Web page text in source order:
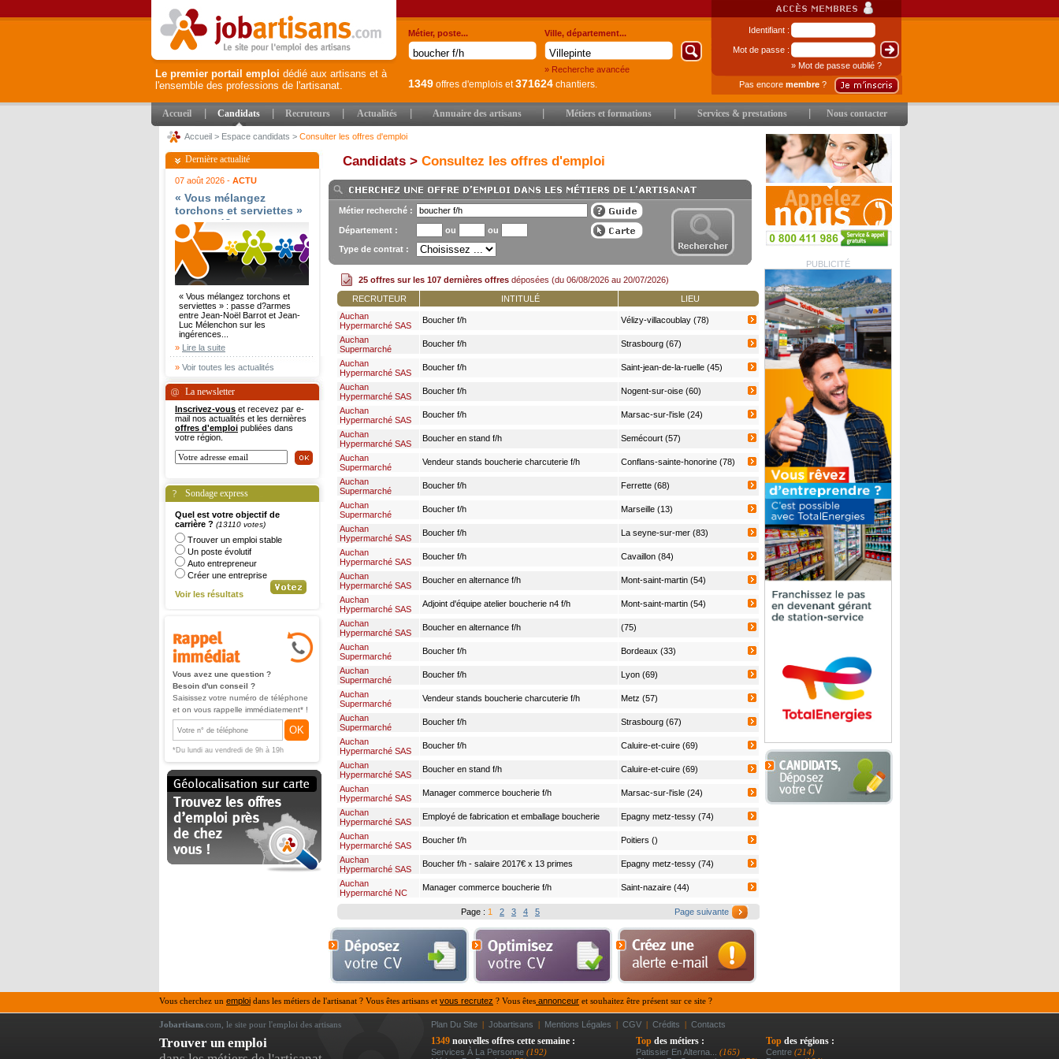
Le premier portail emploi dédié aux artisans et à
l'ensemble des professions de l'artisanat.
Identifiant :
Mot de passe :
» Mot de passe oublié ?
Pas encore membre ?
Métier, poste... Ville, département...
» Recherche avancée
1349 offres d'emplois et371624 chantiers.
Accueil Candidats Recruteurs Actualités Annuaire des artisans Métiers et formations Services & prestations Nous contacter
Accueil > Espace candidats > Consulter les offres d'emploi
PUBLICITÉ
Dernière actualité
07 août 2026 - ACTU
« Vous mélangez
torchons et serviettes »
: passe d?armes entre
Jean-Noël Barrot et
Jean-Luc Mélenchon sur
les ingérences
étrangères - Le Parisien
« Vous mélangez torchons et
serviettes » : passe d?armes
entre Jean-Noël Barrot et Jean-
Luc Mélenchon sur les
ingérences...
» Lire la suite
» Voir toutes les actualités
La newsletter
Inscrivez-vous et recevez par e-
mail nos actualités et les dernières
offres d'emploi publiées dans
votre région.
Sondage express
Quel est votre objectif de
carrière ? (13110 votes)
Trouver un emploi stable
Un poste évolutif
Auto entrepreneur
Créer une entreprise
Voir les résultats
Vous avez une question ?
Besoin d'un conseil ?
Saisissez votre numéro de téléphone
et on vous rappelle immédiatement* !
OK
*Du lundi au vendredi de 9h à 19h
Candidats > Consultez les offres d'emploi
Métier recherché :
Département : ou
ou
Type de contrat :
25 offres sur les 107 dernières offres déposées (du 06/08/2026 au 20/07/2026)
RECRUTEUR
INTITULÉ
LIEU
Auchan
Hypermarché SAS
Boucher f/h Vélizy-villacoublay (78)
Auchan
Supermarché
Boucher f/h Strasbourg (67)
Auchan
Hypermarché SAS
Boucher f/h Saint-jean-de-la-ruelle (45)
Auchan
Hypermarché SAS
Boucher f/h Nogent-sur-oise (60)
Auchan
Hypermarché SAS
Boucher f/h Marsac-sur-l'isle (24)
Auchan
Hypermarché SAS
Boucher en stand f/h Semécourt (57)
Auchan
Supermarché
Vendeur stands boucherie charcuterie f/h Conflans-sainte-honorine (78)
Auchan
Supermarché
Boucher f/h Ferrette (68)
Auchan
Supermarché
Boucher f/h Marseille (13)
Auchan
Hypermarché SAS
Boucher f/h La seyne-sur-mer (83)
Auchan
Hypermarché SAS
Boucher f/h Cavaillon (84)
Auchan
Hypermarché SAS
Boucher en alternance f/h Mont-saint-martin (54)
Auchan
Hypermarché SAS
Adjoint d'équipe atelier boucherie n4 f/h Mont-saint-martin (54)
Auchan
Hypermarché SAS
Boucher en alternance f/h (75)
Auchan
Supermarché
Boucher f/h Bordeaux (33)
Auchan
Supermarché
Boucher f/h Lyon (69)
Auchan
Supermarché
Vendeur stands boucherie charcuterie f/h Metz (57)
Auchan
Supermarché
Boucher f/h Strasbourg (67)
Auchan
Hypermarché SAS
Boucher f/h Caluire-et-cuire (69)
Auchan
Hypermarché SAS
Boucher en stand f/h Caluire-et-cuire (69)
Auchan
Hypermarché SAS
Manager commerce boucherie f/h Marsac-sur-l'isle (24)
Auchan
Hypermarché SAS
Employé de fabrication et emballage boucherie
Epagny metz-tessy (74)
Auchan
Hypermarché SAS
Boucher f/h Poitiers ()
Auchan
Hypermarché SAS
Boucher f/h - salaire 2017€ x 13 primes Epagny metz-tessy (74)
Auchan
Hypermarché NC
Manager commerce boucherie f/h Saint-nazaire (44)
Page suivante
Page : 1 2 3 4 5
Vous cherchez un emploi dans les métiers de l'artisanat ? Vous êtes artisans et vous recrutez ? Vous êtes annonceur et souhaitez être présent sur ce site ?
Jobartisans .com, le site pour l'emploi des artisans Plan Du Site | Jobartisans | Mentions Légales | CGV | Crédits | Contacts
Trouver un emploi
1349 nouvelles offres cette semaine :
Services À La Personne (192)
Top des métiers :
Patissier En Alterna... (165)
Top des régions :
Centre (214)